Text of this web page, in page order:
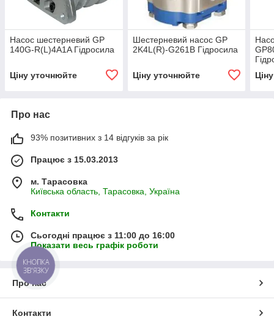
Насос шестерневий GP
140G-R(L)4A1A Гідросила
Ціну уточнюйте
Шестерневий насос GP
2K4L(R)-G261B Гідросила
Ціну уточнюйте
Про нас
93% позитивних з 14 відгуків за рік
Працює з 15.03.2013
м. Тарасовка
Київська область, Тарасовка, Україна
Контакти
Сьогодні працює з 11:00 до 16:00
Показати весь графік роботи
Про нас
Контакти
КНОПКА
ЗВ'ЯЗКУ